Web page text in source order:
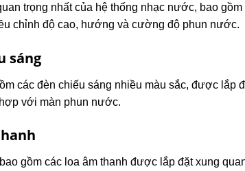
trọng nhất của hệ thống nhạc nước, bao
chỉnh độ cao, hướng và cường độ phun nước.
sáng
các đèn chiếu sáng nhiều màu sắc, được lắp
với màn phun nước.
gồm các loa âm thanh được lắp đặt xung